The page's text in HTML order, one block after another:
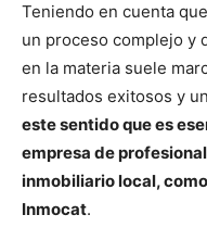
Teniendo en cuenta
un proceso complejo y
en la materia suele
resultados exitosos y
este sentido que es
empresa de
inmobiliario local,
Inmocat.